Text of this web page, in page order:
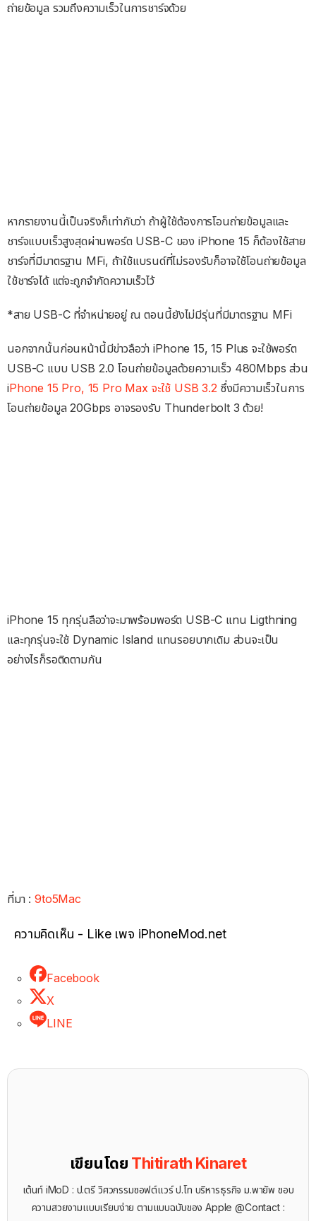
ถ่ายข้อมูล รวมถึงความเร็วในการชาร์จด้วย
หากรายงานนี้เป็นจริงก็เท่ากับว่า ถ้าผู้ใช้ต้องการโอนถ่ายข้อมูลและ
ชาร์จแบบเร็วสูงสุดผ่านพอร์ต USB-C ของ iPhone 15 ก็ต้องใช้สาย
ชาร์จที่มีมาตรฐาน MFi, ถ้าใช้แบรนด์ที่ไม่รองรับก็อาจใช้โอนถ่ายข้อมูล
ใช้ชาร์จได้ แต่จะถูกจำกัดความเร็วไว้
*สาย USB-C ที่จำหน่ายอยู่ ณ ตอนนี้ยังไม่มีรุ่นที่มีมาตรฐาน MFi
นอกจากนั้นก่อนหน้านี้มีข่าวลือว่า iPhone 15, 15 Plus จะใช้พอร์ต
USB-C แบบ USB 2.0 โอนถ่ายข้อมูลด้วยความเร็ว 480Mbps ส่วน
iPhone 15 Pro, 15 Pro Max จะใช้ USB 3.2ซึ่งมีความเร็วในการ
โอนถ่ายข้อมูล 20Gbps อาจรองรับ Thunderbolt 3 ด้วย!
iPhone 15 ทุกรุ่นลือว่าจะมาพร้อมพอร์ต USB-C แทน Ligthning
และทุกรุ่นจะใช้ Dynamic Island แทนรอยบากเดิม ส่วนจะเป็น
อย่างไรก็รอติดตามกัน
ที่มา :9to5Mac
ความคิดเห็น - Like เพจ iPhoneMod.net
Facebook
X
LINE
เขียนโดย Thitirath Kinaret
เต้นท์ iMoD : ป.ตรี วิศวกรรมซอฟต์แวร์ ป.โท บริหารธุรกิจ ม.พายัพ ชอบ
ความสวยงามแบบเรียบง่าย ตามแบบฉบับของ Apple @Contact :